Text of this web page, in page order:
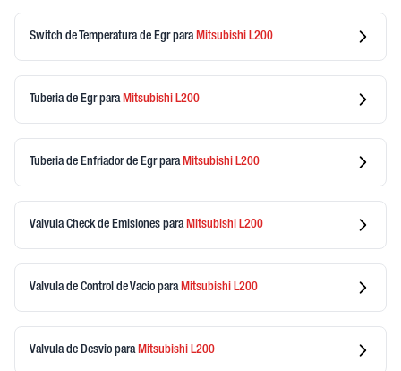
Switch de Temperatura de Egrpara Mitsubishi L200
Tuberia de Egrpara Mitsubishi L200
Tuberia de Enfriador de Egrpara Mitsubishi L200
Valvula Check de Emisiones para Mitsubishi L200
Valvula de Control de Vacio para Mitsubishi L200
Valvula de Desvio para Mitsubishi L200